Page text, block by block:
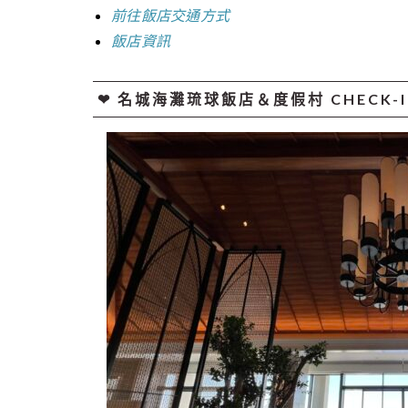
前往飯店交通方式
飯店資訊
❤︎ 名城海灘琉球飯店＆度假村 CHECK-